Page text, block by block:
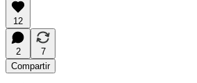
12
2
7
Compartir